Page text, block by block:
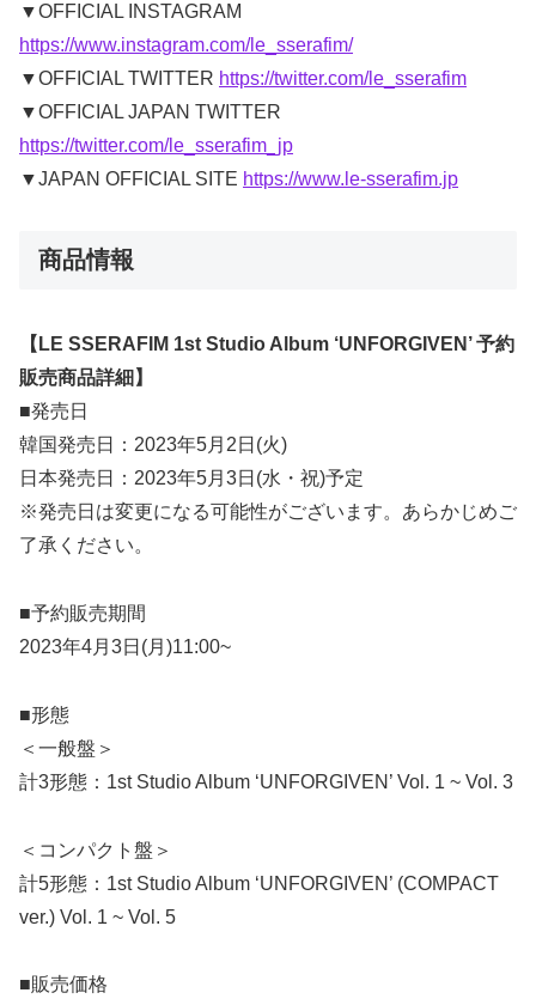
▼OFFICIAL INSTAGRAM
https://www.instagram.com/le_sserafim/
▼OFFICIAL TWITTER https://twitter.com/le_sserafim
▼OFFICIAL JAPAN TWITTER
https://twitter.com/le_sserafim_jp
▼JAPAN OFFICIAL SITE https://www.le-sserafim.jp
商品情報
【LE SSERAFIM 1st Studio Album ‘UNFORGIVEN’ 予約
販売商品詳細】
■発売日
韓国発売日：2023年5月2日(火)
日本発売日：2023年5月3日(水・祝)予定
※発売日は変更になる可能性がございます。あらかじめご
了承ください。
■予約販売期間
2023年4月3日(月)11:00~
■形態
＜一般盤＞
計3形態：1st Studio Album ‘UNFORGIVEN’ Vol. 1 ~ Vol. 3
＜コンパクト盤＞
計5形態：1st Studio Album ‘UNFORGIVEN’ (COMPACT
ver.) Vol. 1 ~ Vol. 5
■販売価格